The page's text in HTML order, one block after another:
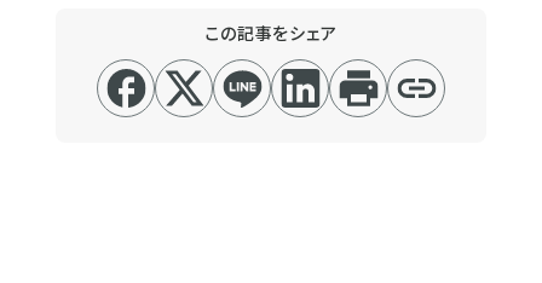
この記事をシェア